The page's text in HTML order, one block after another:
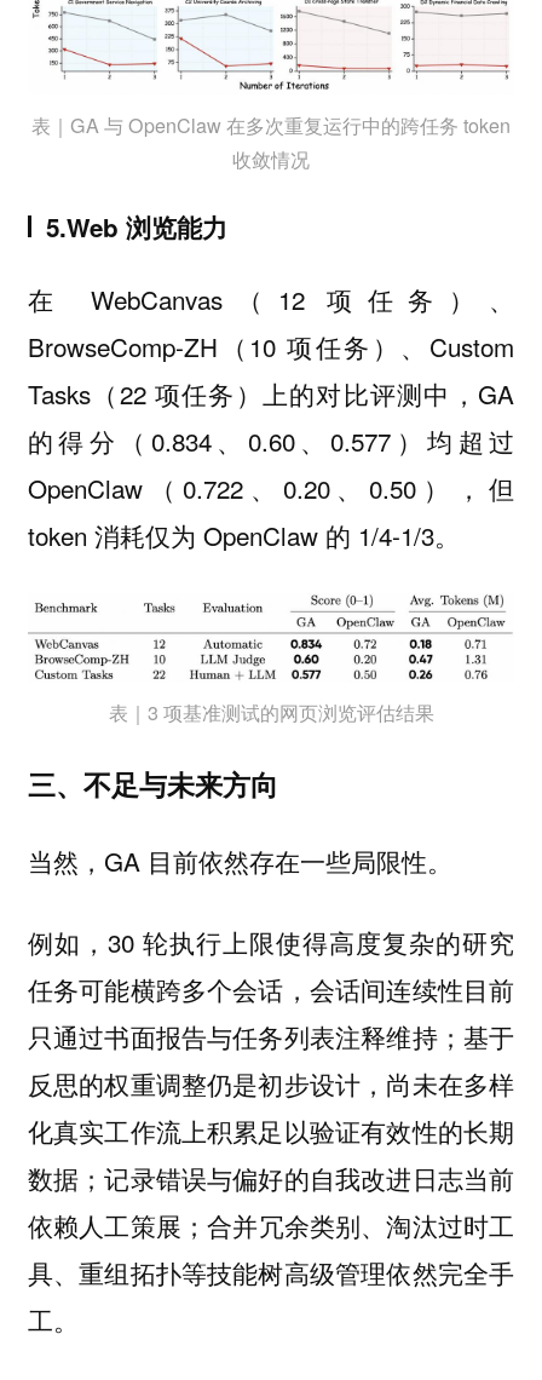
表｜GA 与 OpenClaw 在多次重复运行中的跨任务 token
收敛情况
5.Web 浏览能力
在 WebCanvas（12 项任务）、
BrowseComp-ZH（10 项任务）、Custom
Tasks（22 项任务）上的对比评测中，GA
的得分（0.834、0.60、0.577）均超过
OpenClaw（0.722、0.20、0.50），但
token 消耗仅为 OpenClaw 的 1/4-1/3。
表｜3 项基准测试的网页浏览评估结果
三、不足与未来方向
当然，GA 目前依然存在一些局限性。
例如，30 轮执行上限使得高度复杂的研究
任务可能横跨多个会话，会话间连续性目前
只通过书面报告与任务列表注释维持；基于
反思的权重调整仍是初步设计，尚未在多样
化真实工作流上积累足以验证有效性的长期
数据；记录错误与偏好的自我改进日志当前
依赖人工策展；合并冗余类别、淘汰过时工
具、重组拓扑等技能树高级管理依然完全手
工。